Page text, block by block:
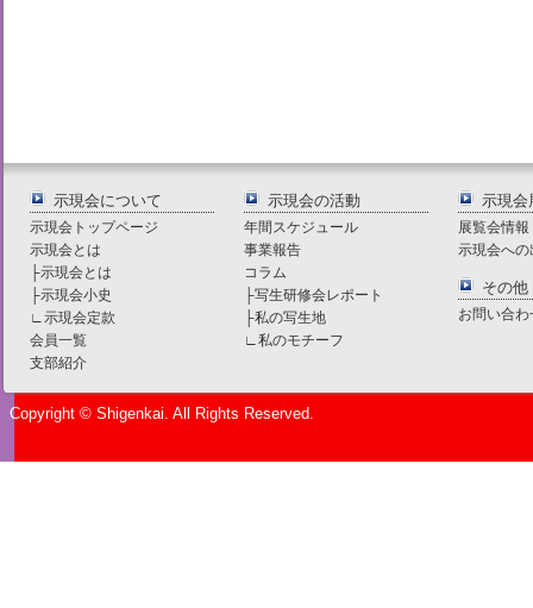
示現会について
示現会トップページ
示現会とは
├示現会とは
├示現会小史
∟ 示現会定款
会員一覧
支部紹介
示現会の活動
年間スケジュール
事業報告
コラム
├写生研修会レポート
├私の写生地
∟ 私のモチーフ
示現会
展覧会情報
示現会へ
その他
お問い合
Copyright © Shigenkai. All Rights Reserved.